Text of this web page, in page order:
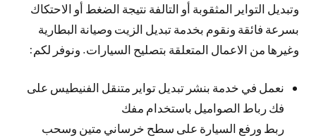
وتبديل التواير المثقوبة أو التالفة نتيجة الضغط أو الاحتكاك
بسرعة فائقة ونقوم بخدمة تبديل الزيت وصيانة البطارية
وغيرها من الاعمال المتعلقة بتصليح السيارات. ونوفر لكم:
نعمل في خدمة بنشر تبديل تواير متنقل الفنيطيس على
فك رباط الصواميل باستخدام مفك
ربط ورفع السيارة على سطح خرساني متين وسحب